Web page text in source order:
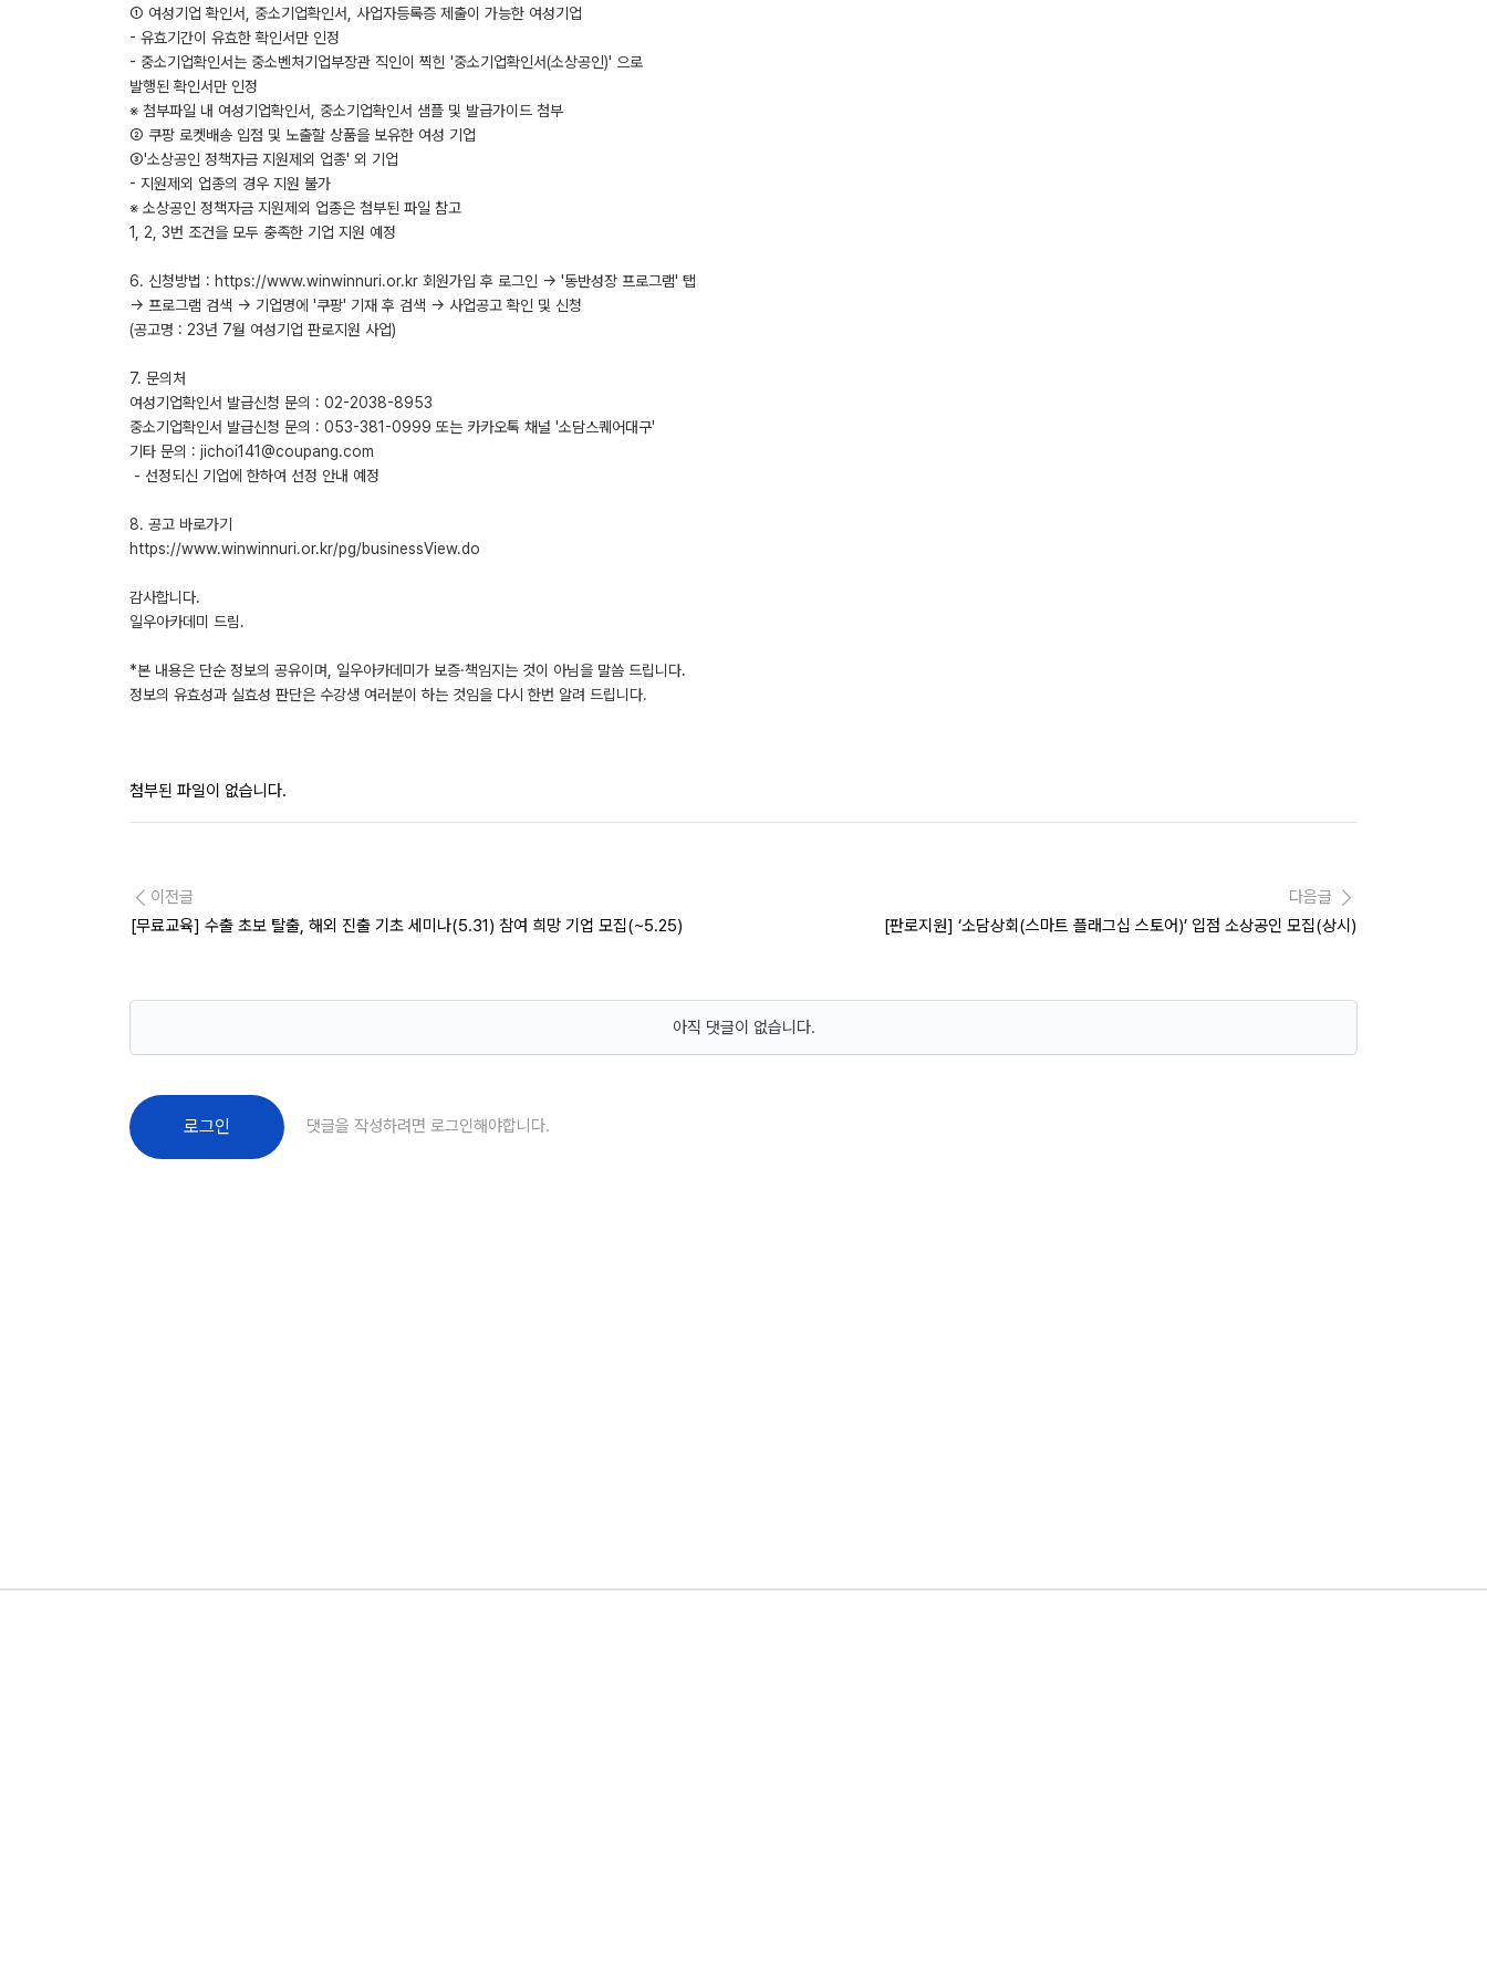
① 여성기업 확인서, 중소기업확인서, 사업자등록증 제출이 가능한 여성기업
- 유효기간이 유효한 확인서만 인정
- 중소기업확인서는 중소벤처기업부장관 직인이 찍힌 '중소기업확인서(소상공인)' 으로
발행된 확인서만 인정
※ 첨부파일 내 여성기업확인서, 중소기업확인서 샘플 및 발급가이드 첨부
② 쿠팡 로켓배송 입점 및 노출할 상품을 보유한 여성 기업
③'소상공인 정책자금 지원제외 업종' 외 기업
- 지원제외 업종의 경우 지원 불가
※ 소상공인 정책자금 지원제외 업종은 첨부된 파일 참고
1, 2, 3번 조건을 모두 충족한 기업 지원 예정
6. 신청방법 : https://www.winwinnuri.or.kr 회원가입 후 로그인 → '동반성장 프로그램' 탭
→ 프로그램 검색 → 기업명에 '쿠팡' 기재 후 검색 → 사업공고 확인 및 신청
(공고명 : 23년 7월 여성기업 판로지원 사업)
7. 문의처
여성기업확인서 발급신청 문의 : 02-2038-8953
중소기업확인서 발급신청 문의 : 053-381-0999 또는 카카오톡 채널 '소담스퀘어대구'
기타 문의 : jichoi141@coupang.com
- 선정되신 기업에 한하여 선정 안내 예정
8. 공고 바로가기
https://www.winwinnuri.or.kr/pg/businessView.do
감사합니다.
일우아카데미 드림.
*본 내용은 단순 정보의 공유이며, 일우아카데미가 보증·책임지는 것이 아님을 말씀 드립니다.
정보의 유효성과 실효성 판단은 수강생 여러분이 하는 것임을 다시 한번 알려 드립니다.
첨부된 파일이 없습니다.
이전글
[무료교육] 수출 초보 탈출, 해외 진출 기초 세미나(5.31) 참여 희망 기업 모집(~5.25)
다음글
[판로지원] ‘소담상회(스마트 플래그십 스토어)’ 입점 소상공인 모집(상시)
아직 댓글이 없습니다.
로그인 댓글을 작성하려면 로그인해야합니다.